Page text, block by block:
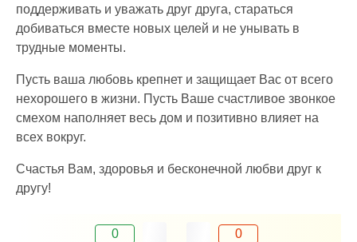
поддерживать и уважать друг друга, стараться
добиваться вместе новых целей и не унывать в
трудные моменты.
Пусть ваша любовь крепнет и защищает Вас от всего
нехорошего в жизни. Пусть Ваше счастливое звонкое
смехом наполняет весь дом и позитивно влияет на
всех вокруг.
Счастья Вам, здоровья и бесконечной любви друг к
другу!
0 0